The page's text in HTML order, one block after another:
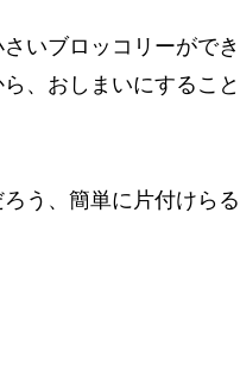
いブロッコリーがで
、おしまいにするこ
う、簡単に片付けら